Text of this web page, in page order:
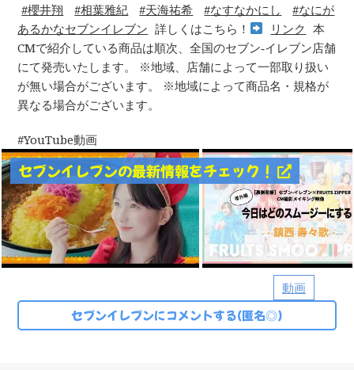
櫻井翔
相葉雅紀 天海祐希 なすなかにし
なにが
あるかなセブンイレブン 詳しくはこちら！ リンク 本
CMで紹介している商品は順次、全国のセブン‐イレブン店舗
にて発売いたします。 ※地域、店舗によって一部取り扱い
が無い場合がございます。 ※地域によって商品名・規格が
異なる場合がございます。
動画
YouTube動画
セブンイレブンの最新情報をチェック！
セブンイレブンにコメントする(匿名◎)